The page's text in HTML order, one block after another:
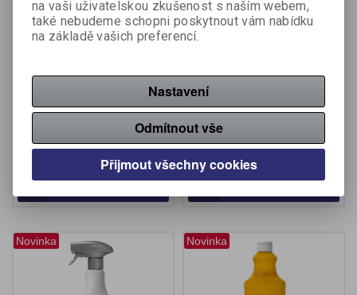
Výrobce:Lavon
712837
59,50 Kč (bez DPH:)
Koupit
Professional univerzální -
5 l
Výrobce:Lavon
Katalogové číslo:
265 Kč (bez DPH:)
Koupit
Novinka Novinka
na vaši uživatelskou zkušenost s naším webem,
také nebudeme schopni poskytnout vám nabídku
na základě vašich preferencí.
Nastavení
Odmítnout vše
Přijmout všechny cookies